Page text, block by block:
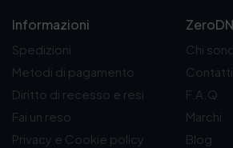
Informazioni
Spedizioni
Metodi di pagamento
Diritto di recesso e resi
Fai un reso
Privacy e Cookie policy
Chi
Contatti
F.A.Q.
Marchi
Blog